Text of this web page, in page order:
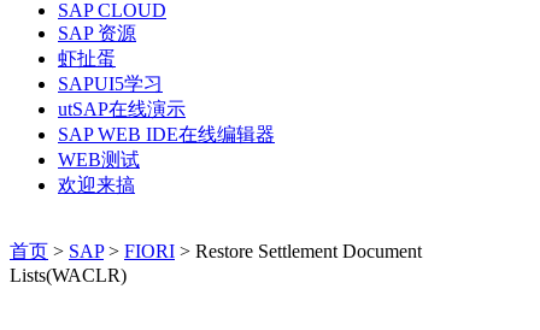
SAP CLOUD
SAP 资源
虾扯蛋
SAPUI5学习
utSAP在线演示
SAP WEB IDE在线编辑器
WEB测试
欢迎来搞
首页 > SAP> FIORI > Restore Settlement Document
Lists(WACLR)